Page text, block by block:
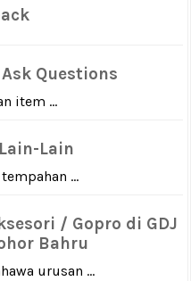
Questions
item ...
Lain
...
/ Gopro di GDJ
Bahru
urusan ...